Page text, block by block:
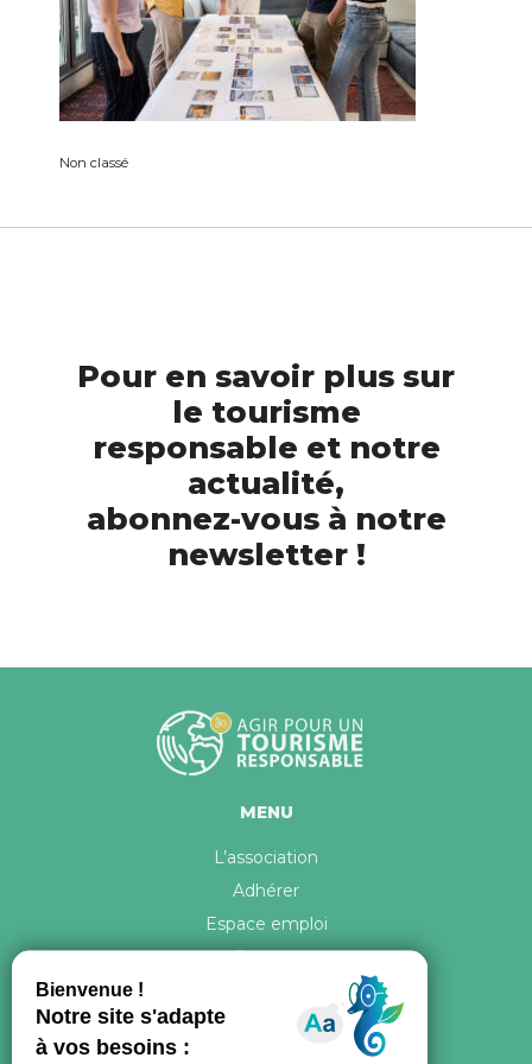
Non classé
Pour en savoir plus sur
le tourisme
responsable et notre
actualité,
abonnez-vous à notre
newsletter !
MENU
L’association
Adhérer
Espace emploi
Contact